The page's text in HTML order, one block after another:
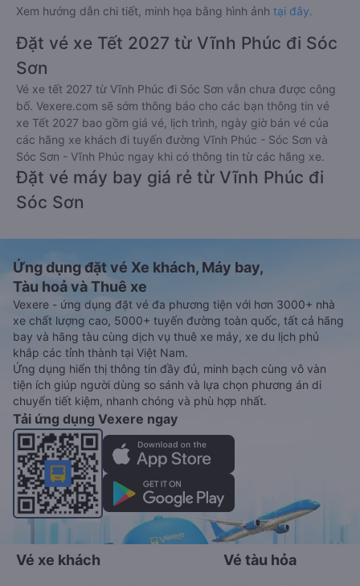
Xem hướng dẫn chi tiết, minh họa bằng hình ảnh tại đây.
Đặt vé xe Tết 2027 từ Vĩnh Phúc đi Sóc
Sơn
Vé xe tết 2027 từ Vĩnh Phúc đi Sóc Sơn vẫn chưa được công
bố. Vexere.com sẽ sớm thông báo cho các bạn thông tin vé
xe Tết 2027 bao gồm giá vé, lịch trình, ngày giờ bán vé của
các hãng xe khách đi tuyến đường Vĩnh Phúc - Sóc Sơn và
Sóc Sơn - Vĩnh Phúc ngay khi có thông tin từ các hãng xe.
Đặt vé máy bay giá rẻ từ Vĩnh Phúc đi
Sóc Sơn
Ứng dụng đặt vé Xe khách, Máy bay,
Tàu hoả và Thuê xe
Vexere - ứng dụng đặt vé đa phương tiện với hơn 3000+ nhà
xe chất lượng cao, 5000+ tuyến đường toàn quốc, tất cả hãng
bay và hãng tàu cùng dịch vụ thuê xe máy, xe du lịch phủ
khắp các tỉnh thành tại Việt Nam.
Ứng dụng hiển thị thông tin đầy đủ, minh bạch cùng vô vàn
tiện ích giúp người dùng so sánh và lựa chọn phương án di
chuyển tiết kiệm, nhanh chóng và phù hợp nhất.
Tải ứng dụng Vexere ngay
Vé xe khách Vé tàu hỏa